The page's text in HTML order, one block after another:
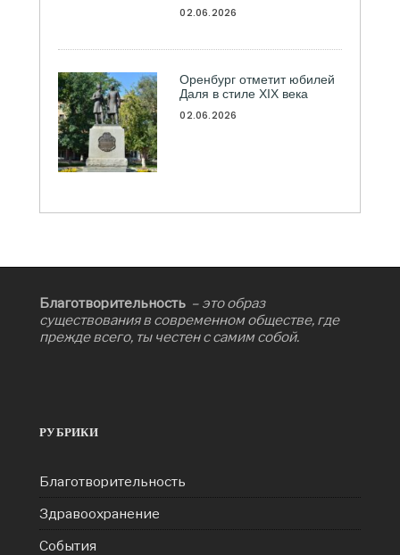
02.06.2026
Оренбург отметит юбилей
Даля в стиле XIX века
02.06.2026
Благотворительность – это образ
существования в современном обществе, где
прежде всего, ты честен с самим собой.
РУБРИКИ
Благотворительность
Здравоохранение
События